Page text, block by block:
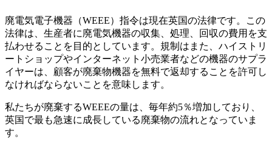
廃電気電子機器（WEEE）指令は現在英国の法律です。この
法律は、生産者に廃電気機器の収集、処理、回収の費用を支
払わせることを目的としています。規制はまた、ハイストリ
ートショップやインターネット小売業者などの機器のサプラ
イヤーは、顧客が廃棄物機器を無料で返却することを許可し
なければならないことを意味します。
私たちが廃棄するWEEEの量は、毎年約5％増加しており、
英国で最も急速に成長している廃棄物の流れとなっていま
す。